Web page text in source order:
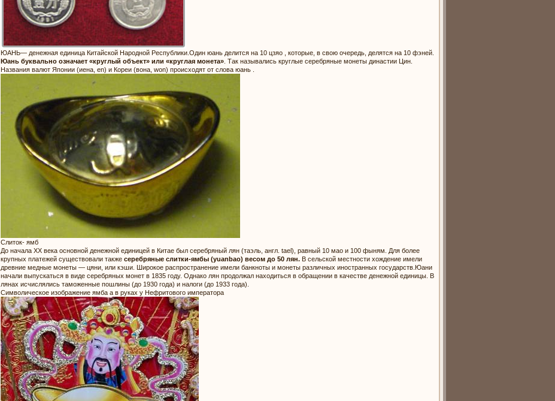
ЮАНЬ— денежная единица Китайской Народной Республики.Один юань делится на 10 цзяо , которые, в свою очередь, делятся на 10 фэней.
Юань буквально означает «круглый объект» или «круглая монета». Так назывались круглые серебряные монеты династии Цин.
Названия валют Японии (иена, en) и Кореи (вона, won) происходят от слова юань .
Слиток- ямб
До начала XX века основной денежной единицей в Китае был серебряный лян (таэль, англ. tael), равный 10 мао и 100 фыням. Для более
крупных платежей существовали также серебряные слитки-ямбы (yuanbao) весом до 50 лян.В сельской местности хождение имели
древние медные монеты — цяни, или кэши. Широкое распространение имели банкноты и монеты различных иностранных государств.Юани
начали выпускаться в виде серебряных монет в 1835 году. Однако лян продолжал находиться в обращении в качестве денежной единицы. В
лянах исчислялись таможенные пошлины (до 1930 года) и налоги (до 1933 года).
Символическое изображение ямба а в руках у Нефритового императора